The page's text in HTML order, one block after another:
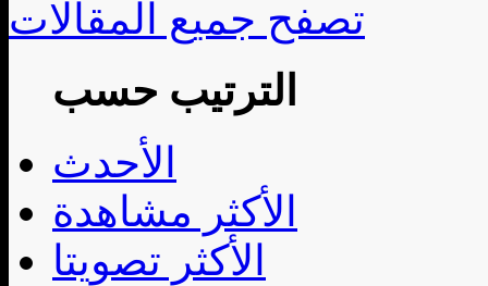
تصفح جميع المقالات
الترتيب حسب
الأحدث
الأكثر مشاهدة
الأكثر تصويتا